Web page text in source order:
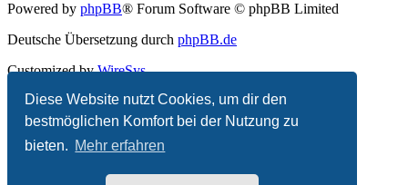
Diese Website nutzt Cookies, um dir den
bestmöglichen Komfort bei der Nutzung zu
bieten. Mehr erfahren
Powered by phpBB® Forum Software © phpBB Limited
Deutsche Übersetzung durch phpBB.de
Customized byWireSys
Datenschutz |Nutzungsbedingungen